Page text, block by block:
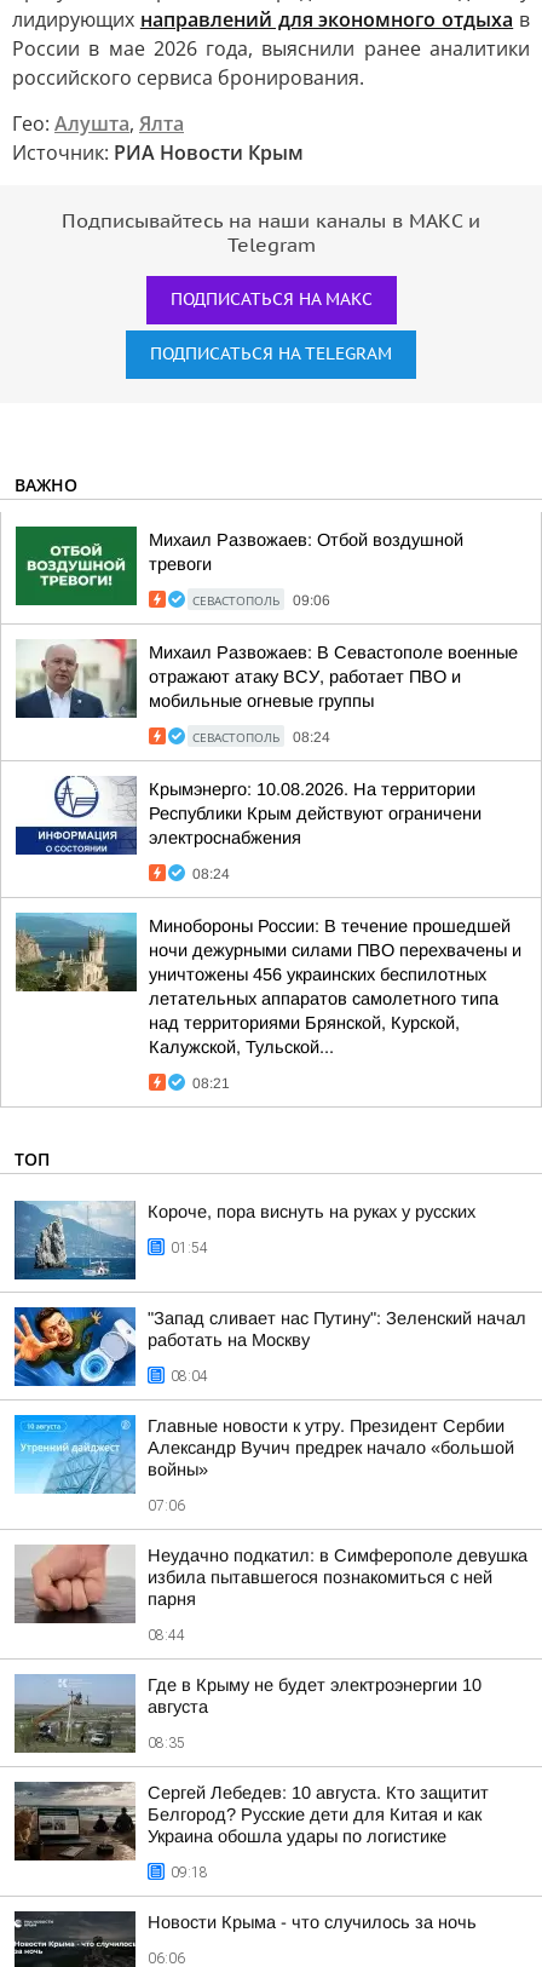
лидирующих направлений для экономного отдыха в
России в мае 2026 года, выяснили ранее аналитики
российского сервиса бронирования.
Гео: Алушта, Ялта
Источник: РИА Новости Крым
Подписывайтесь на наши каналы в МАКС и
Telegram
ПОДПИСАТЬСЯ НА МАКС
ПОДПИСАТЬСЯ НА TELEGRAM
ВАЖНО
Михаил Развожаев: Отбой воздушной
тревоги
СЕВАСТОПОЛЬ 09:06
Михаил Развожаев: В Севастополе военные
отражают атаку ВСУ, работает ПВО и
мобильные огневые группы
СЕВАСТОПОЛЬ 08:24
Крымэнерго: 10.08.2026. На территории
Республики Крым действуют ограничени
электроснабжения
08:24
Минобороны России: В течение прошедшей
ночи дежурными силами ПВО перехвачены и
уничтожены 456 украинских беспилотных
летательных аппаратов самолетного типа
над территориями Брянской, Курской,
Калужской, Тульской...
08:21
ТОП
Короче, пора виснуть на руках у русских
01:54
"Запад сливает нас Путину": Зеленский начал
работать на Москву
08:04
Главные новости к утру. Президент Сербии
Александр Вучич предрек начало «большой
войны»
07:06
Неудачно подкатил: в Симферополе девушка
избила пытавшегося познакомиться с ней
парня
08:44
Где в Крыму не будет электроэнергии 10
августа
08:35
Сергей Лебедев: 10 августа. Кто защитит
Белгород? Русские дети для Китая и как
Украина обошла удары по логистике
09:18
Новости Крыма - что случилось за ночь
06:06